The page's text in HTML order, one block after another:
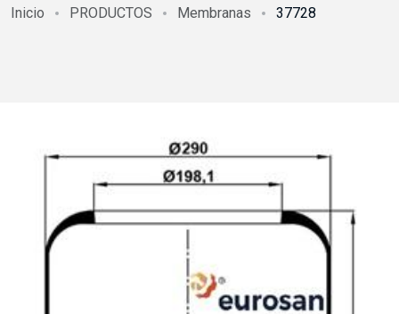
Inicio PRODUCTOS Membranas 37728